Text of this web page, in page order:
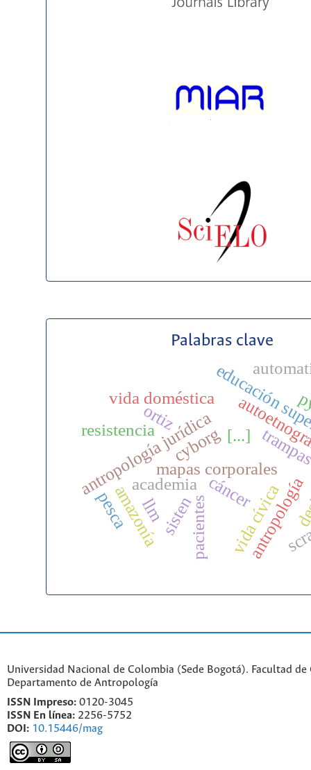
Palabras clave
[...]
academia antropología
ortiz
mapas corporales
antropología jurídicacáncer
pacientes
resistencia
sisten
cyborg
educación
vida cívica
vida doméstica
amazonía
llm
pesca
Universidad Nacional de Colombia (Sede Bogotá). Facultad de
Departamento de Antropología
ISSN Impreso: 0120-3045
ISSN En línea: 2256-5752
DOI: 10.15446/mag